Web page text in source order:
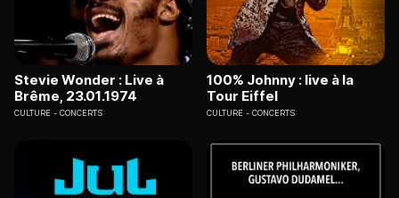
Stevie Wonder : Live à
Brême, 23.01.1974
CULTURE CONCERTS
100% Johnny : live à la
Tour Eiffel
CULTURE CONCERTS